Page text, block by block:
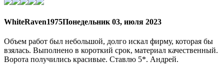
WhiteRaven1975Понедельник 03, июля 2023
Объем работ был небольшой, долго искал фирму, которая бы
взялась. Выполнено в короткий срок, материал качественный.
Ворота получились красивые. Ставлю 5*. Андрей.